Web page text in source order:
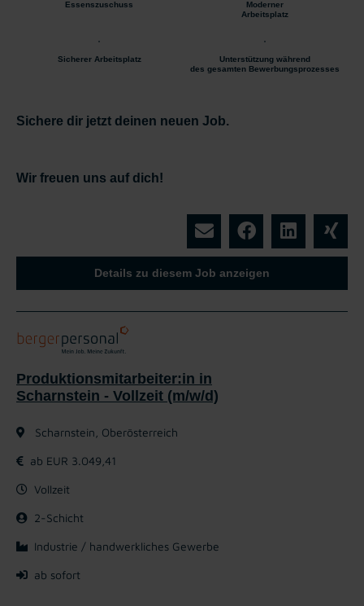
Essenszuschuss
Moderner
Arbeitsplatz
Sicherer Arbeitsplatz
Unterstützung während
des gesamten Bewerbungsprozesses
Sichere dir jetzt deinen neuen Job.
Wir freuen uns auf dich!
Details zu diesem Job anzeigen
Produktionsmitarbeiter:in in
Scharnstein - Vollzeit (m/w/d)
Scharnstein, Oberösterreich
ab EUR 3.049,41
Vollzeit
2-Schicht
Industrie / handwerkliches Gewerbe
ab sofort